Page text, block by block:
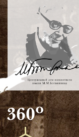
360о